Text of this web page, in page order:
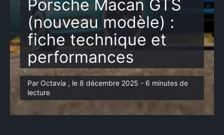
Porsche Macan GTS
(nouveau modèle) :
fiche technique et
performances
Par Octavia , le 8 décembre 2025 - 6 minutes de
lecture